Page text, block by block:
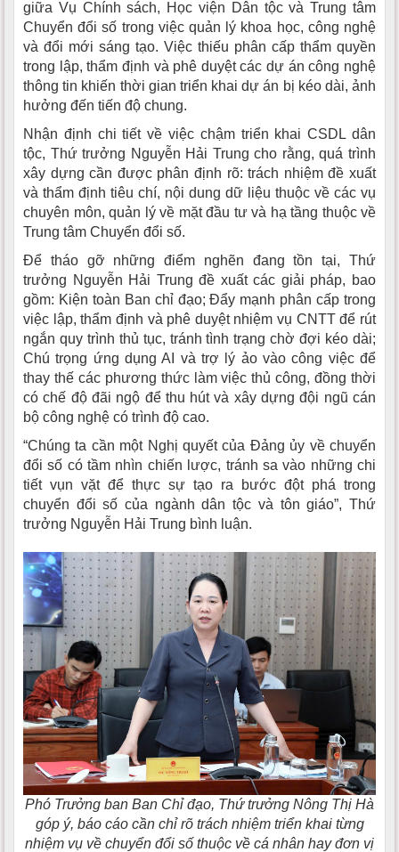
giữa Vụ Chính sách, Học viện Dân tộc và Trung tâm
Chuyển đổi số trong việc quản lý khoa học, công nghệ
và đổi mới sáng tạo. Việc thiếu phân cấp thẩm quyền
trong lập, thẩm định và phê duyệt các dự án công nghệ
thông tin khiến thời gian triển khai dự án bị kéo dài, ảnh
hưởng đến tiến độ chung.
Nhận định chi tiết về việc chậm triển khai CSDL dân
tộc, Thứ trưởng Nguyễn Hải Trung cho rằng, quá trình
xây dựng cần được phân định rõ: trách nhiệm đề xuất
và thẩm định tiêu chí, nội dung dữ liệu thuộc về các vụ
chuyên môn, quản lý về mặt đầu tư và hạ tầng thuộc về
Trung tâm Chuyển đổi số.
Để tháo gỡ những điểm nghẽn đang tồn tại, Thứ
trưởng Nguyễn Hải Trung đề xuất các giải pháp, bao
gồm: Kiện toàn Ban chỉ đạo; Đẩy mạnh phân cấp trong
việc lập, thẩm định và phê duyệt nhiệm vụ CNTT để rút
ngắn quy trình thủ tục, tránh tình trạng chờ đợi kéo dài;
Chú trọng ứng dụng AI và trợ lý ảo vào công việc để
thay thế các phương thức làm việc thủ công, đồng thời
có chế độ đãi ngộ để thu hút và xây dựng đội ngũ cán
bộ công nghệ có trình độ cao.
“Chúng ta cần một Nghị quyết của Đảng ủy về chuyển
đổi số có tầm nhìn chiến lược, tránh sa vào những chi
tiết vụn vặt để thực sự tạo ra bước đột phá trong
chuyển đổi số của ngành dân tộc và tôn giáo”, Thứ
trưởng Nguyễn Hải Trung bình luận.
Phó Trưởng ban Ban Chỉ đạo, Thứ trưởng Nông Thị Hà
góp ý, báo cáo cần chỉ rõ trách nhiệm triển khai từng
nhiệm vụ về chuyển đổi số thuộc về cá nhân hay đơn vị